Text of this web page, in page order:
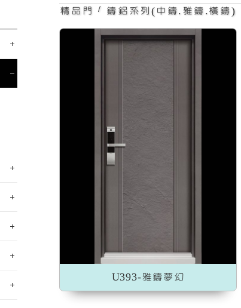
精品門
/ 鑄鋁系列(中鑄.雅鑄.橫鑄)
U393-雅鑄夢幻